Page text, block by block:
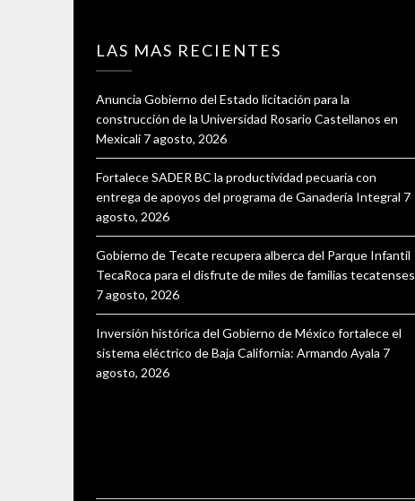
LAS MAS RECIENTES
Anuncia Gobierno del Estado licitación para la
construcción de la Universidad Rosario Castellanos en
Mexicali 7 agosto, 2026
Fortalece SADER BC la productividad pecuaria con
entrega de apoyos del programa de Ganadería Integral 7
agosto, 2026
Gobierno de Tecate recupera alberca del Parque Infantil
TecaRoca para el disfrute de miles de familias tecatenses
7 agosto, 2026
Inversión histórica del Gobierno de México fortalece el
sistema eléctrico de Baja California: Armando Ayala 7
agosto, 2026